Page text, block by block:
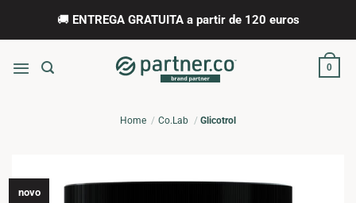
🚚 ENTREGA GRATUITA a partir de 120 euros
0
Home Co.Lab Glicotrol
novo